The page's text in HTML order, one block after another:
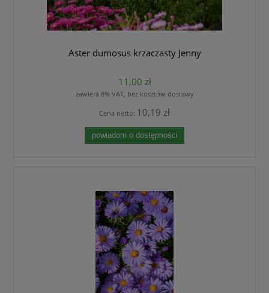
Aster dumosus krzaczasty Jenny
11,00 zł
zawiera 8% VAT, bez kosztów dostawy
Cena netto: 10,19 zł
powiadom o dostępności